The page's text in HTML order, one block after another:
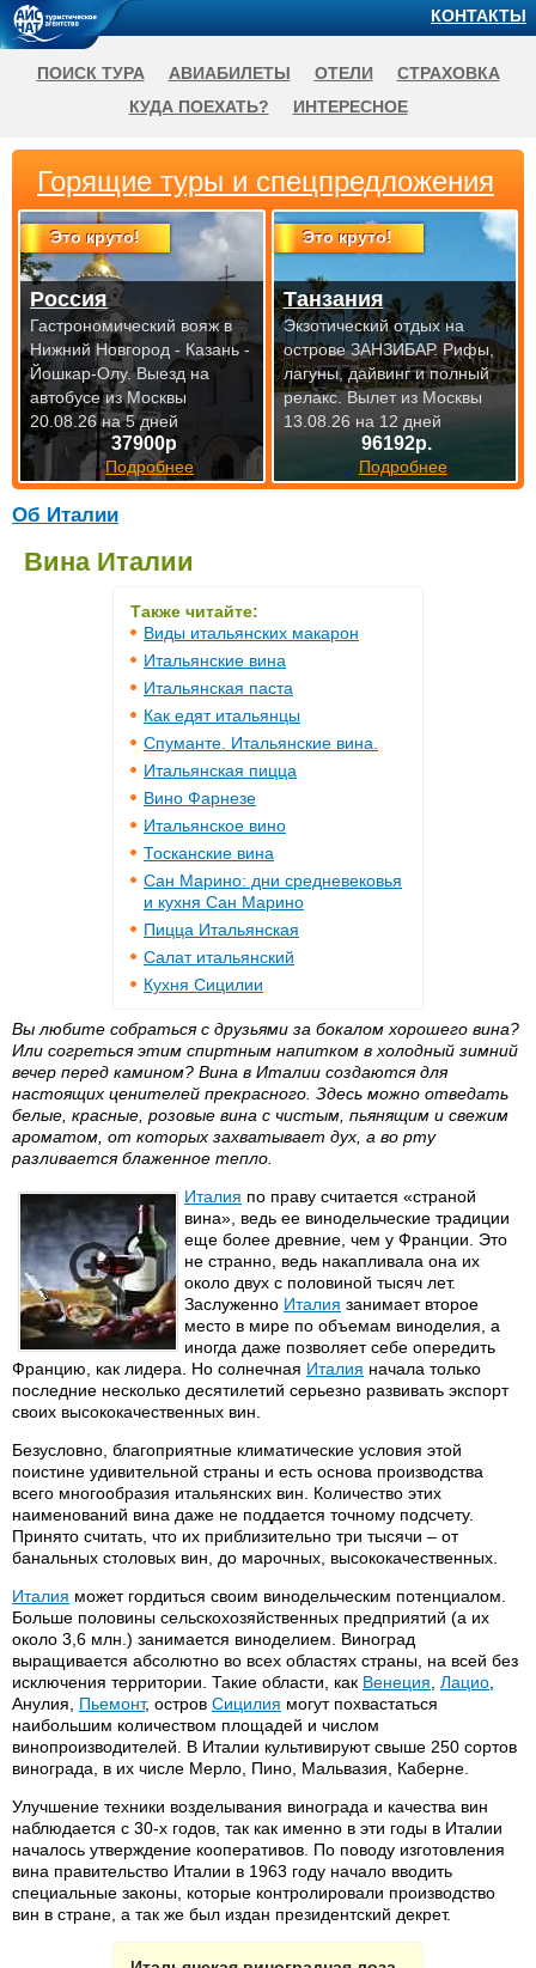
Об Италии
Вина Италии
Также читайте:
Виды итальянских макарон
Итальянские вина
Итальянская паста
Как едят итальянцы
Спуманте. Итальянские вина.
Итальянская пицца
Вино Фарнезе
Итальянское вино
Тосканские вина
Сан Марино: дни средневековья
и кухня Сан Марино
Пицца Итальянская
Салат итальянский
Кухня Сицилии
Вы любите собраться с друзьями за бокалом хорошего вина?
Или согреться этим спиртным напитком в холодный зимний
вечер перед камином? Вина в Италии создаются для
настоящих ценителей прекрасного. Здесь можно отведать
белые, красные, розовые вина с чистым, пьянящим и свежим
ароматом, от которых захватывает дух, а во рту
разливается блаженное тепло.
Италия по праву считается «страной
вина», ведь ее винодельческие традиции
еще более древние, чем у Франции. Это
не странно, ведь накапливала она их
около двух с половиной тысяч лет.
Заслуженно Италия занимает второе
место в мире по объемам виноделия, а
иногда даже позволяет себе опередить
Францию, как лидера. Но солнечная Италия начала только
последние несколько десятилетий серьезно развивать экспорт
своих высококачественных вин.
Безусловно, благоприятные климатические условия этой
поистине удивительной страны и есть основа производства
всего многообразия итальянских вин. Количество этих
наименований вина даже не поддается точному подсчету.
Принято считать, что их приблизительно три тысячи – от
банальных столовых вин, до марочных, высококачественных.
Италия может гордиться своим винодельческим потенциалом.
Больше половины сельскохозяйственных предприятий (а их
около 3,6 млн.) занимается виноделием. Виноград
выращивается абсолютно во всех областях страны, на всей без
исключения территории. Такие области, как Венеция Лацио
Анулия, Пьемонт, остров Сицилия могут похвастаться
наибольшим количеством площадей и числом
винопроизводителей. В Италии культивируют свыше 250 сортов
винограда, в их числе Мерло, Пино, Мальвазия, Каберне.
Улучшение техники возделывания винограда и качества вин
наблюдается с 30-х годов, так как именно в эти годы в Италии
началось утверждение кооперативов. По поводу изготовления
вина правительство Италии в 1963 году начало вводить
специальные законы, которые контролировали производство
вин в стране, а так же был издан президентский декрет.
Горящие туры и спецпредложения
Это круто!
37900р
Подробнее
Россия
Гастрономический вояж в
Нижний Новгород - Казань -
Йошкар-Олу.Выезд на
автобусе из Москвы
20.08.26 на 5 дней
Это круто!
96192р.
Подробнее
Танзания
Экзотический отдых на
острове ЗАНЗИБАР. Рифы,
лагуны, дайвинг и полный
релакс.Вылет из Москвы
13.08.26 на 12 дней
КОНТАКТЫ
ПОИСК ТУРА АВИАБИЛЕТЫ ОТЕЛИ
СТРАХОВКА
КУДА ПОЕХАТЬ?
ИНТЕРЕСНОЕ